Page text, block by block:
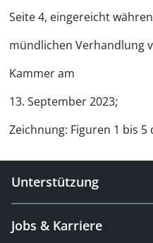
Seite 4, eingereicht
mündlichen Verhandlung
Kammer am
13. September 2023;
Zeichnung: Figuren 1 bis
Unterstützung
Jobs & Karriere